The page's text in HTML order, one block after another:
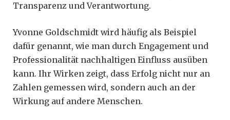
Transparenz und Verantwortung.
Yvonne Goldschmidt wird häufig als Beispiel
dafür genannt, wie man durch Engagement und
Professionalität nachhaltigen Einfluss ausüben
kann. Ihr Wirken zeigt, dass Erfolg nicht nur an
Zahlen gemessen wird, sondern auch an der
Wirkung auf andere Menschen.